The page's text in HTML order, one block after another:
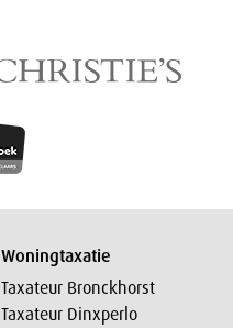
Woningtaxatie
Taxateur Bronckhorst
Taxateur Dinxperlo